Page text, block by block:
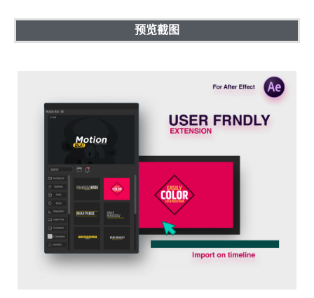
预览截图